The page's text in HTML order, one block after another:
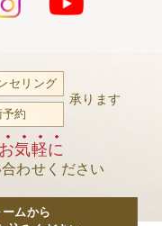
セリング
約
承ります
お気軽に
わせください
ムから